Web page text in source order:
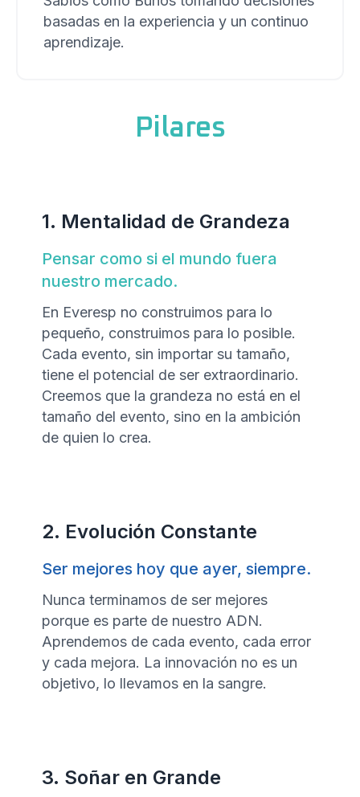
basadas en la experiencia y un continuo
aprendizaje.
Pilares
1. Mentalidad de Grandeza
Pensar como si el mundo fuera
nuestro mercado.
En Everesp no construimos para lo
pequeño, construimos para lo posible.
Cada evento, sin importar su tamaño,
tiene el potencial de ser extraordinario.
Creemos que la grandeza no está en el
tamaño del evento, sino en la ambición
de quien lo crea.
2. Evolución Constante
Ser mejores hoy que ayer, siempre.
Nunca terminamos de ser mejores
porque es parte de nuestro ADN.
Aprendemos de cada evento, cada error
y cada mejora. La innovación no es un
objetivo, lo llevamos en la sangre.
3. Soñar en Grande